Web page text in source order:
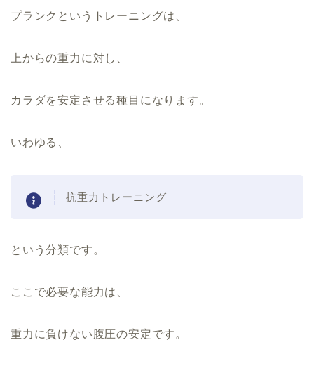
プランクというトレーニングは、
上からの重力に対し、
カラダを安定させる種目になります。
いわゆる、
抗重力トレーニング
という分類です。
ここで必要な能力は、
重力に負けない腹圧の安定です。